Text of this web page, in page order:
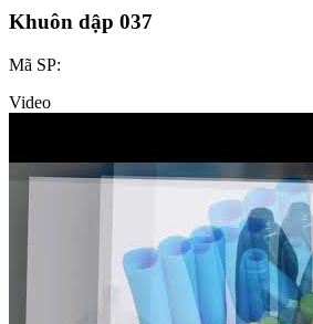
Khuôn dập 037
Mã SP:
Video